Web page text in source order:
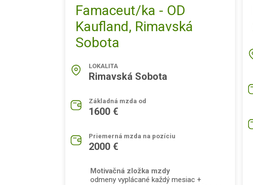
Famaceut/ka - OD
Kaufland, Rimavská
Sobota
LOKALITA
Rimavská Sobota
Základná mzda od
1600 €
Priemerná mzda na pozíciu
2000 €
Motivačná zložka mzdy
odmeny vyplácané každý mesiac +